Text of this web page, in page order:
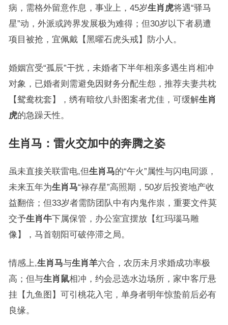
病，需格外留意作息，事业上，45岁生肖虎将遇“驿马
星”动，外派或跨界发展极为难得；但30岁以下者易遭
项目被抢，宜佩戴【黑曜石虎头戒】防小人。
婚姻宫受“孤辰”干扰，未婚者下半年相亲多遇生肖相冲
对象，已婚者则需避免因财务分配生怨，推荐夫妻共枕
【鸳鸯枕套】，绣有暗纹八卦图案者尤佳，可缓解生肖
虎的急躁天性。
生肖马：雷火交加中的奔腾之姿
虽未直接关联雷电,但生肖马的“午火”属性与闪电同源，
未来五年为生肖马“禄存星”高照期，50岁后投资地产收
益翻倍；但33岁者需防团队中有内鬼作祟，重要文件莫
交予生肖牛下属保管，办公室宜摆放【红玛瑙马雕
像】，马首朝阳可破停滞之局。
情感上,生肖马与生肖羊六合，农历未月求婚成功率极
高；但与生肖鼠相冲，约会忌选水边场所，家中客厅悬
挂【九鱼图】可引桃花入宅，单身者明年惊蛰前后必有
良缘。